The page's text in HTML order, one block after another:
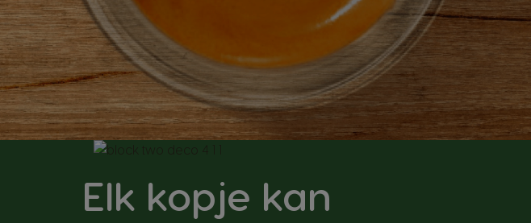
Elk kopje kan